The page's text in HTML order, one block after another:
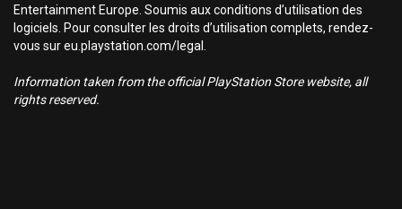
Entertainment Europe. Soumis aux conditions d’utilisation des
logiciels. Pour consulter les droits d’utilisation complets, rendez-
vous sur eu.playstation.com/legal.
Information taken from the official PlayStation Store website, all
rights reserved.